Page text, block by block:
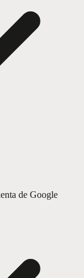
de Google